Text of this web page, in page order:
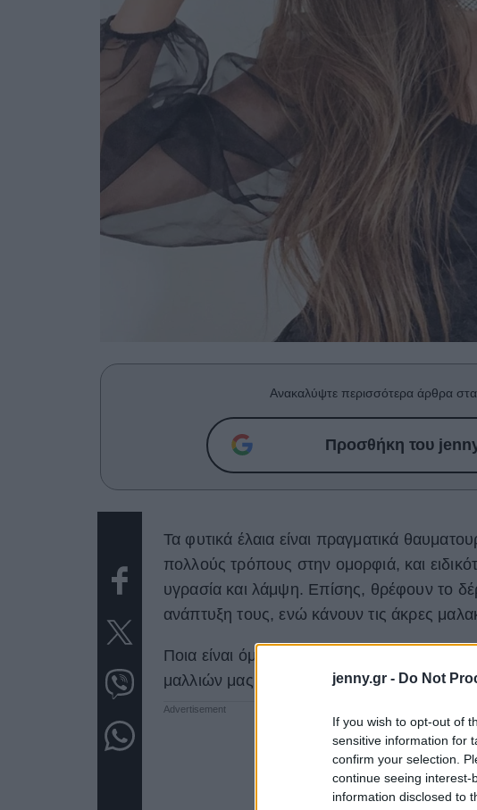
jenny.gr - Do Not
If you wish to opt-out of
sensitive information for
confirm your selection.
continue seeing
information disclosed to
Ανακαλύψτε περισσότερα άρθρα
Προσθήκη του
Τα φυτικά έλαια είναι πραγματικά
πολλούς τρόπους στην ομορφιά, και
υγρασία και λάμψη. Επίσης, θρέφουν το
ανάπτυξη τους, ενώ κάνουν τις άκρες
Ποια είναι όμως, τα καλύτερα έλαια, που
μαλλιών μας για τέλειο αποτέλεσμα;